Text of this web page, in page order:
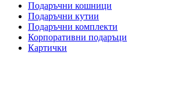
Подаръчни кошници
Подаръчни кутии
Подаръчни комплекти
Корпоративни подаръци
Картички